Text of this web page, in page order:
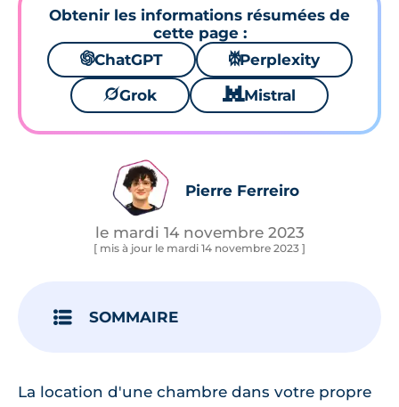
Obtenir les informations résumées de
cette page :
🌌ChatGPT ⚙Perplexity
🪐Grok 🐱 Mistral
Pierre Ferreiro
le mardi 14 novembre 2023
[ mis à jour le mardi 14 novembre 2023 ]
SOMMAIRE
La location d'une chambre dans votre propre